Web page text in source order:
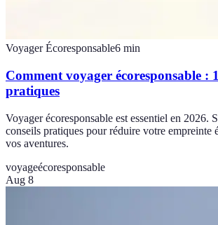
Voyager Écoresponsable6 min
Comment voyager écoresponsable :
pratiques
Voyager écoresponsable est essentiel en 2026.
conseils pratiques pour réduire votre empreinte
vos aventures.
voyageécoresponsable
Aug 8